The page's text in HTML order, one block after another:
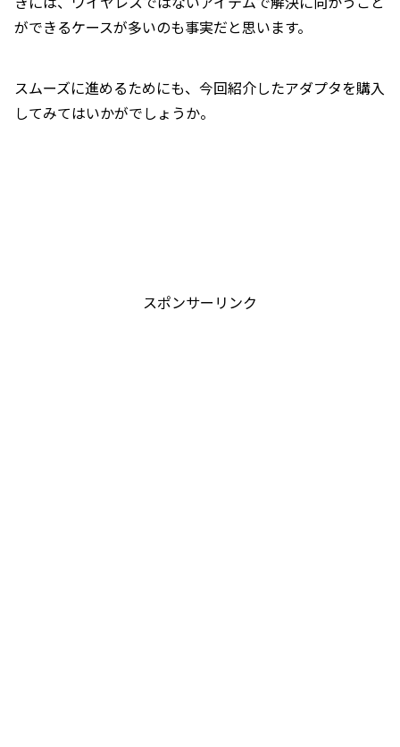
ができるケースが多いのも事実だと思います。
スムーズに進めるためにも、今回紹介したアダプタを購入
してみてはいかがでしょうか。
スポンサーリンク